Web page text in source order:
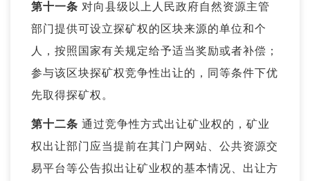
第十一条 对向县级以上人民政府自然资源主管
部门提供可设立探矿权的区块来源的单位和个
人，按照国家有关规定给予适当奖励或者补偿；
参与该区块探矿权竞争性出让的，同等条件下优
先取得探矿权。
第十二条 通过竞争性方式出让矿业权的，矿业
权出让部门应当提前在其门户网站、公共资源交
易平台等公告拟出让矿业权的基本情况、出让方